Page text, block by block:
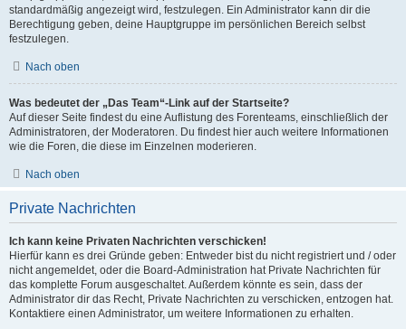
standardmäßig angezeigt wird, festzulegen. Ein Administrator kann dir die
Berechtigung geben, deine Hauptgruppe im persönlichen Bereich selbst
festzulegen.
Nach oben
Was bedeutet der „Das Team“-Link auf der Startseite?
Auf dieser Seite findest du eine Auflistung des Forenteams, einschließlich der
Administratoren, der Moderatoren. Du findest hier auch weitere Informationen
wie die Foren, die diese im Einzelnen moderieren.
Nach oben
Private Nachrichten
Ich kann keine Privaten Nachrichten verschicken!
Hierfür kann es drei Gründe geben: Entweder bist du nicht registriert und / oder
nicht angemeldet, oder die Board-Administration hat Private Nachrichten für
das komplette Forum ausgeschaltet. Außerdem könnte es sein, dass der
Administrator dir das Recht, Private Nachrichten zu verschicken, entzogen hat.
Kontaktiere einen Administrator, um weitere Informationen zu erhalten.